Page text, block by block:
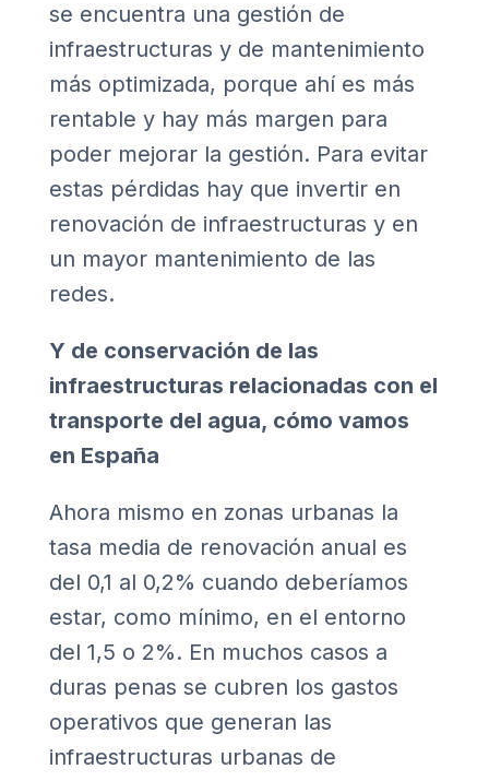
se encuentra una gestión de
infraestructuras y de mantenimiento
más optimizada, porque ahí es más
rentable y hay más margen para
poder mejorar la gestión. Para evitar
estas pérdidas hay que invertir en
renovación de infraestructuras y en
un mayor mantenimiento de las
redes.
Y de conservación de las
infraestructuras relacionadas con el
transporte del agua, cómo vamos
en España
Ahora mismo en zonas urbanas la
tasa media de renovación anual es
del 0,1 al 0,2% cuando deberíamos
estar, como mínimo, en el entorno
del 1,5 o 2%. En muchos casos a
duras penas se cubren los gastos
operativos que generan las
infraestructuras urbanas de